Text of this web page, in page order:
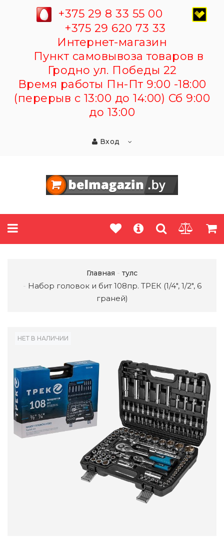
+375 29 8 33 55 00
+375 29 620 73 33
Интернет-магазин
Пункт самовывоза товаров в
Гродно ул. Победы 22
Время работы Пн-Пт 9:00 -18:00
(перерыв с 13:00 до 14:00) Сб 9:00
до 13:00
Вход
Главная тулс
Набор головок и бит 108пр. ТРЕК (1/4", 1/2", 6
граней)
НЕТ В НАЛИЧИИ